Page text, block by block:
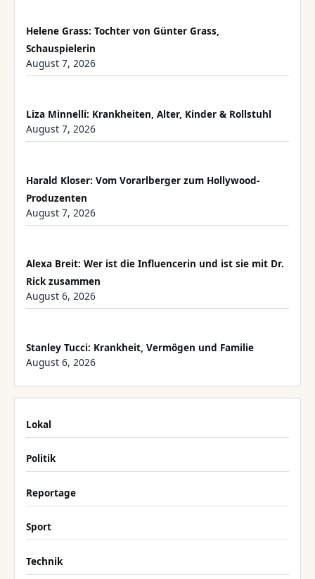
Helene Grass: Tochter von Günter Grass,
Schauspielerin
August 7, 2026
Liza Minnelli: Krankheiten, Alter, Kinder & Rollstuhl
August 7, 2026
Harald Kloser: Vom Vorarlberger zum Hollywood-
Produzenten
August 7, 2026
Alexa Breit: Wer ist die Influencerin und ist sie mit Dr.
Rick zusammen
August 6, 2026
Stanley Tucci: Krankheit, Vermögen und Familie
August 6, 2026
Lokal
Politik
Reportage
Sport
Technik